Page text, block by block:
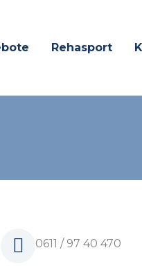
Rehasport
0611 / 97 40 470